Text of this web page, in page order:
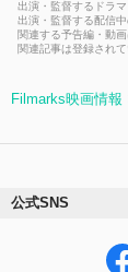
出演・監督するドラ
出演・監督する配信
関連する予告編・動
関連記事は登録されて
Filmarks映画情報
公式SNS